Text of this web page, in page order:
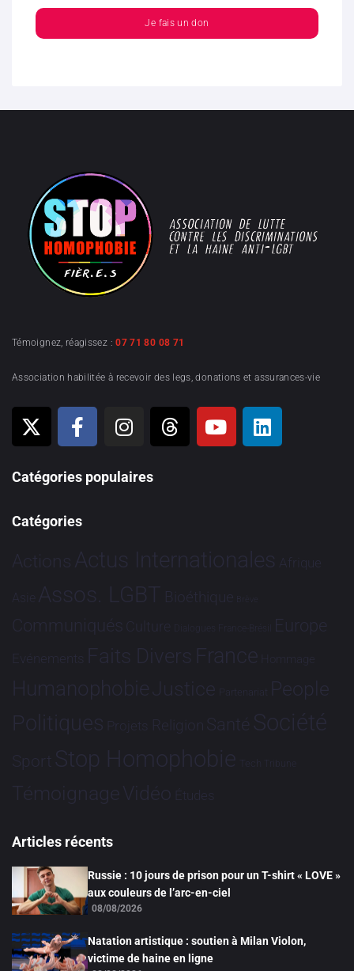
Je fais un don
Témoignez, réagissez :07 71 80 08 71
Association habilitée à recevoir des legs, donations et assurances-vie
Catégories populaires
Catégories
Actions Actus Internationales Afrique
Asie Assos. LGBT Bioéthique Brève
Communiqués Culture Dialogues France-Brésil Europe
Evénements Faits Divers France Hommage
HumanophobieJustice Partenariat People
Politiques Projets Religion Santé Société
Sport Stop Homophobie Tech Tribune
TémoignageVidéo Études
Articles récents
Russie : 10 jours de prison pour un T-shirt « LOVE »
aux couleurs de l’arc-en-ciel
08/08/2026
Natation artistique : soutien à Milan Violon,
victime de haine en ligne